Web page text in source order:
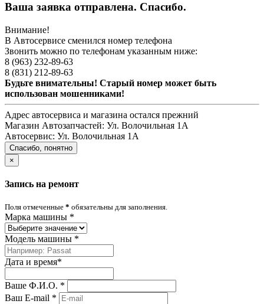
Ваша заявка отправлена. Спасибо.
Внимание!
В Автосервисе сменился номер телефона
Звонить можно по телефонам указанным ниже:
8 (963) 232-89-63
8 (831) 212-89-63
Будьте внимательны! Старый номер может быть
использован мошенниками!
Адрес автосервиса и магазина остался прежний
Магазин Автозапчастей: Ул. Волочильная 1А
Автосервис: Ул. Волочильная 1А
Спасибо, понятно
×
Запись на ремонт
Поля отмеченные * обязательны для заполнения.
Марка машины *
Модель машины *
Дата и время*
Ваше Ф.И.О. *
Ваш E-mail *